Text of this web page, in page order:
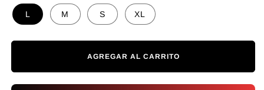
L M S XL
AGREGAR AL CARRITO